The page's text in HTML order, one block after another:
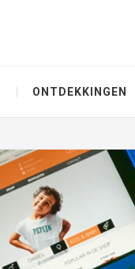
ONTDEKKINGEN